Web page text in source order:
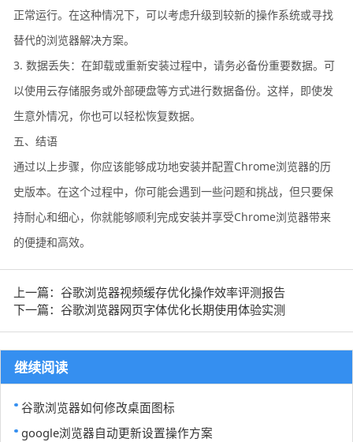
正常运行。在这种情况下，可以考虑升级到较新的操作系统或寻找
替代的浏览器解决方案。
3. 数据丢失：在卸载或重新安装过程中，请务必备份重要数据。可
以使用云存储服务或外部硬盘等方式进行数据备份。这样，即使发
生意外情况，你也可以轻松恢复数据。
五、结语
通过以上步骤，你应该能够成功地安装并配置Chrome浏览器的历
史版本。在这个过程中，你可能会遇到一些问题和挑战，但只要保
持耐心和细心，你就能够顺利完成安装并享受Chrome浏览器带来
的便捷和高效。
上一篇：谷歌浏览器视频缓存优化操作效率评测报告
下一篇：谷歌浏览器网页字体优化长期使用体验实测
继续阅读
谷歌浏览器如何修改桌面图标
google浏览器自动更新设置操作方案